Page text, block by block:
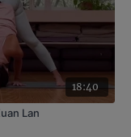
18:40
Lan